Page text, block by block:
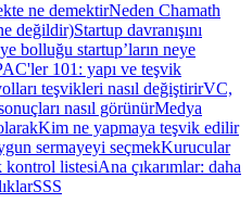
ne demektirNeden Chamath
değildir)Startup davranışını
bolluğu startup’ların neye
101: yapı ve teşvik
teşvikleri nasıl değiştirirVC,
nasıl görünürMedya
Kim ne yapmaya teşvik edilir
sermayeyi seçmekKurucular
kontrol listesiAna çıkarımlar: daha
SSS